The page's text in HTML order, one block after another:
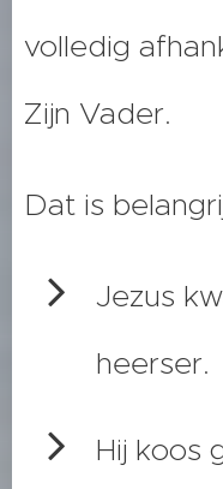
volledig
Zijn Vader.
Dat is
Jezus
heerser.
Hij koos